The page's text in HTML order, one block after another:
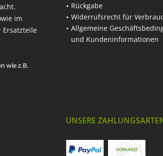
im
Ersatzteile
wie z.B.
Rückgabe
Widerrufsrecht für
Allgemeine
und Kundeninformationen
UNSERE